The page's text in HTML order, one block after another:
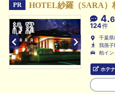
PR HOTEL紗羅（SARA）
4.6
124件
千葉
我孫
柏イ
ホテ